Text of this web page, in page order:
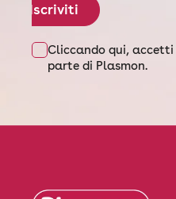
Iscriviti
Cliccando qui,
parte di Plasmon.